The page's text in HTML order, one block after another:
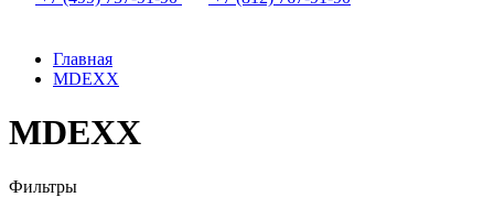
Главная
MDEXX
MDEXX
Фильтры